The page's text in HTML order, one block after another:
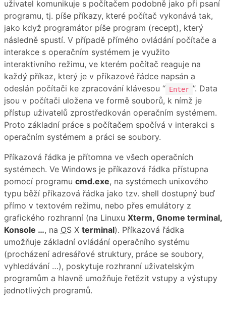
uživatel komunikuje s počítačem podobně jako při psaní
programu, tj. píše příkazy, které počítač vykonává tak,
jako když programátor píše program (recept), který
následně spustí. V případě přímého ovládání počítače a
interakce s operačním systémem je využito
interaktivního režimu, ve kterém počítač reaguje na
každý příkaz, který je v příkazové řádce napsán a
odeslán počítači ke zpracování klávesou “ Enter ”. Data
jsou v počítači uložena ve formě souborů, k nímž je
přístup uživatelů zprostředkován operačním systémem.
Proto základní práce s počítačem spočívá v interakci s
operačním systémem a práci se soubory.
Příkazová řádka je přítomna ve všech operačních
systémech. Ve Windows je příkazová řádka přístupna
pomocí programu cmd.exe, na systémech unixového
typu běží příkazová řádka jako tzv. shell dostupný buď
přímo v textovém režimu, nebo přes emulátory z
grafického rozhranní (na Linuxu Xterm, Gnome terminal,
Konsole …, na OS X terminal). Příkazová řádka
umožňuje základní ovládání operačního systému
(procházení adresářové struktury, práce se soubory,
vyhledávání …), poskytuje rozhranní uživatelským
programům a hlavně umožňuje řetězit vstupy a výstupy
jednotlivých programů.